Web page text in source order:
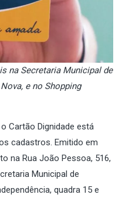
na Secretaria Municipal de
e no Shopping
Cartão Dignidade está
cadastros. Emitido em
na Rua João Pessoa, 516,
Municipal de
quadra 15 e